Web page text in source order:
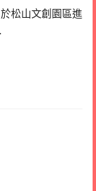
松山文創園區進